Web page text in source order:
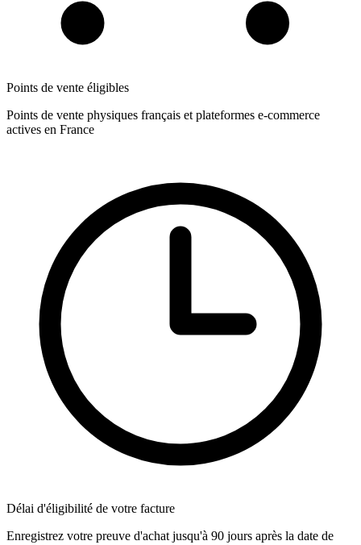
Points de vente éligibles
Points de vente physiques français et plateformes e-commerce
actives en France
Délai d'éligibilité de votre facture
Enregistrez votre preuve d'achat jusqu'à 90 jours après la date de